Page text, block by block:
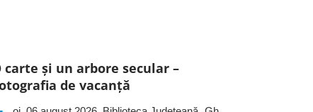
carte și un arbore secular –
de vacanță